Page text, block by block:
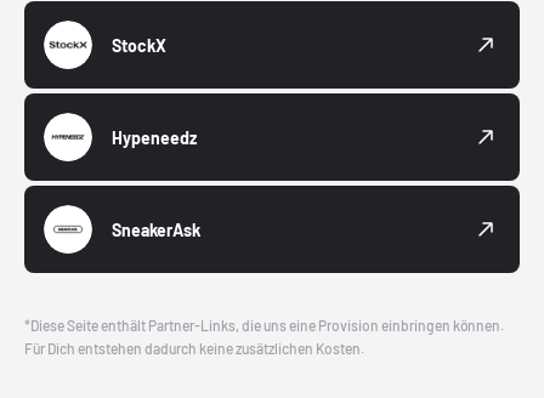
StockX
Hypeneedz
SneakerAsk
*Diese Seite enthält Partner-Links, die uns eine Provision einbringen können.
Für Dich entstehen dadurch keine zusätzlichen Kosten.